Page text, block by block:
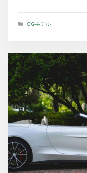
カ
ー
CGモデル